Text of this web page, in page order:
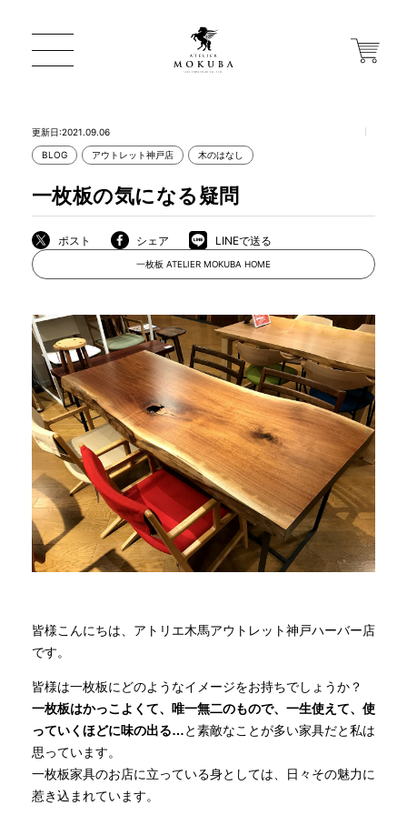
店舗から探す
MOKUBA について
商品情報
直営店
イベント
全商品一覧
新入荷情報
納品事例
更新日:2021.09.06
BLOG アウトレット神戸店 木のはなし
一枚板の気になる疑問
ポスト シェア LINEで送る
一枚板 ATELIER MOKUBA HOME
皆様こんにちは、アトリエ木馬アウトレット神戸ハーバー店
です。
皆様は一枚板にどのようなイメージをお持ちでしょうか？
一枚板はかっこよくて、唯一無二のもので、一生使えて、使
っていくほどに味の出る…と素敵なことが多い家具だと私は
思っています。
一枚板家具のお店に立っている身としては、日々その魅力に
惹き込まれています。